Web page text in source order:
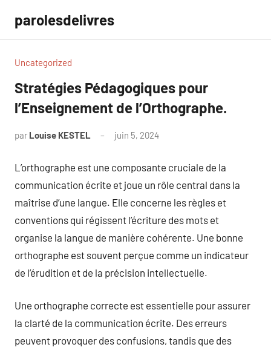
contenu
parolesdelivres
Uncategorized
Stratégies Pédagogiques pour
l’Enseignement de l’Orthographe.
par Louise KESTEL juin 5, 2024
L’orthographe est une composante cruciale de la
communication écrite et joue un rôle central dans la
maîtrise d’une langue. Elle concerne les règles et
conventions qui régissent l’écriture des mots et
organise la langue de manière cohérente. Une bonne
orthographe est souvent perçue comme un indicateur
de l’érudition et de la précision intellectuelle.
Une orthographe correcte est essentielle pour assurer
la clarté de la communication écrite. Des erreurs
peuvent provoquer des confusions, tandis que des